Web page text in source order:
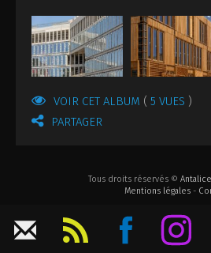
VOIR CET ALBUM
5 VUES
PARTAGER
Tous droits réservés ©
Mentions légales-